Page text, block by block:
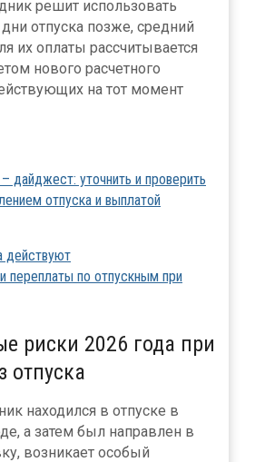
решит использовать
отпуска позже, средний
их оплаты рассчитывается
нового расчетного
на тот момент
дайджест: уточнить и проверить
отпуска и выплатой
действуют
переплаты по отпускным при
риски 2026 года при
отпуска
находился в отпуске в
а затем был направлен в
возникает особый